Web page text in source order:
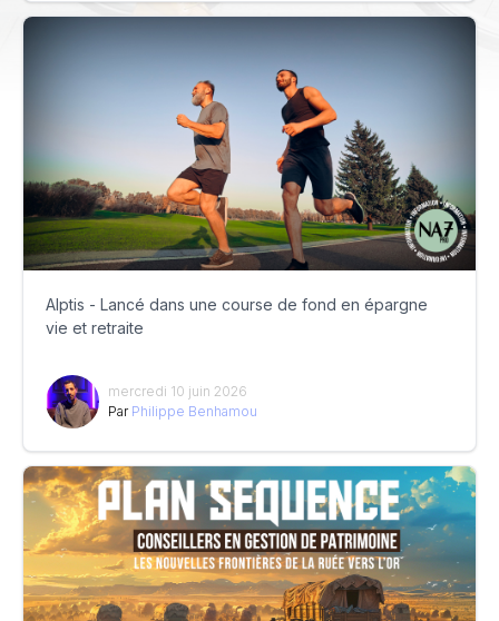
Alptis - Lancé dans une course de fond en épargne
vie et retraite
mercredi 10 juin 2026
Par Philippe Benhamou